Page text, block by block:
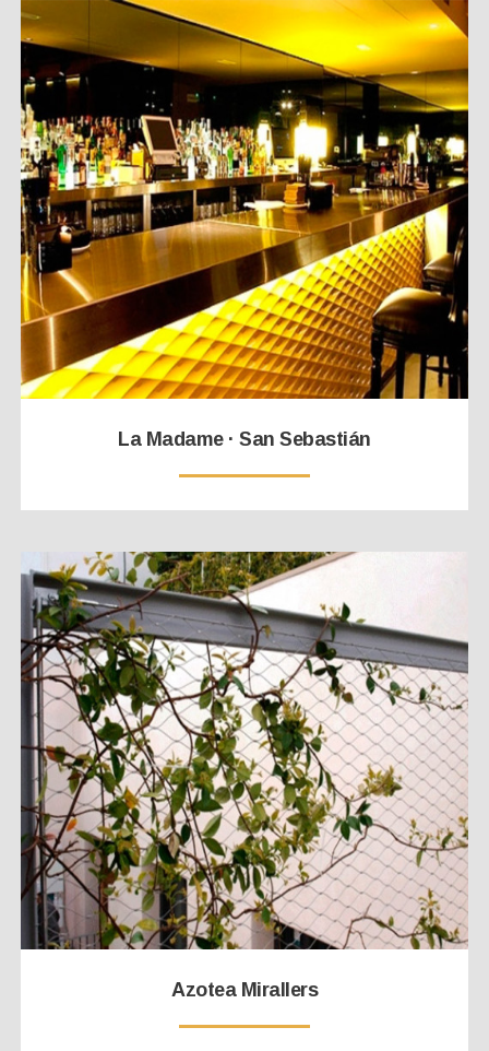
La Madame · San Sebastián
Azotea Mirallers